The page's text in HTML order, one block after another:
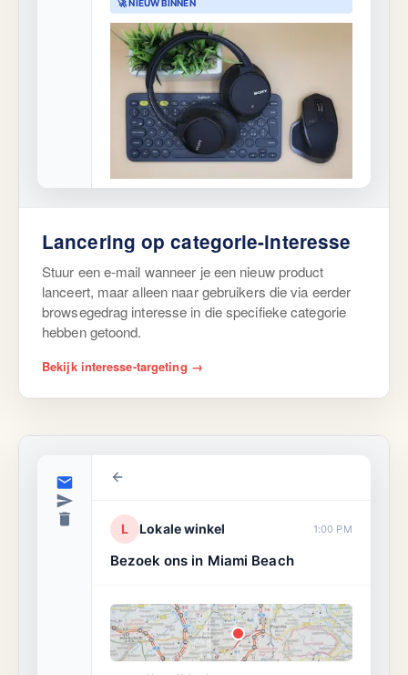
🚀 NIEUW BINNEN
we dat je hier als eerste toegang toe
Bekijk details
Lancering op categorie-interesse
Stuur een e-mail wanneer je een nieuw product
lanceert, maar alleen naar gebruikers die via eerder
browsegedrag interesse in die specifieke categorie
hebben getoond.
Bekijk interesse-targeting →
L Lokale winkel 1:00 PM
Bezoek ons in Miami Beach